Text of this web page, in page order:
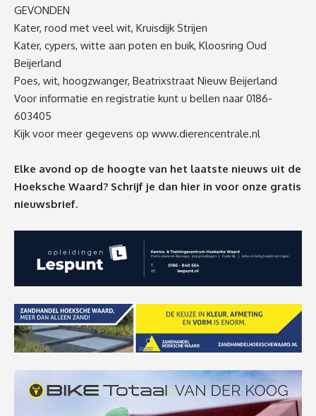
GEVONDEN
Kater, rood met veel wit, Kruisdijk Strijen
Kater, cypers, witte aan poten en buik, Kloosring Oud
Beijerland
Poes, wit, hoogzwanger, Beatrixstraat Nieuw Beijerland
Voor informatie en registratie kunt u bellen naar 0186-
603405
Kijk voor meer gegevens op www.dierencentrale.nl
Elke avond op de hoogte van het laatste nieuws uit de
Hoeksche Waard? Schrijf je dan hier in voor onze gratis
nieuwsbrief.